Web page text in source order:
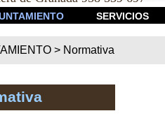
SERVICIOS
> Normativa